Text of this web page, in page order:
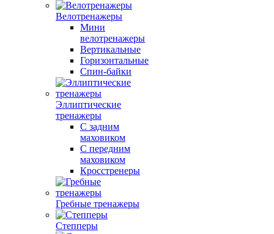
Велотренажеры
Мини
велотренажеры
Вертикальные
Горизонтальные
Спин-байки
Эллиптические
тренажеры
С задним
маховиком
С передним
маховиком
Кросстренеры
Гребные тренажеры
Степперы